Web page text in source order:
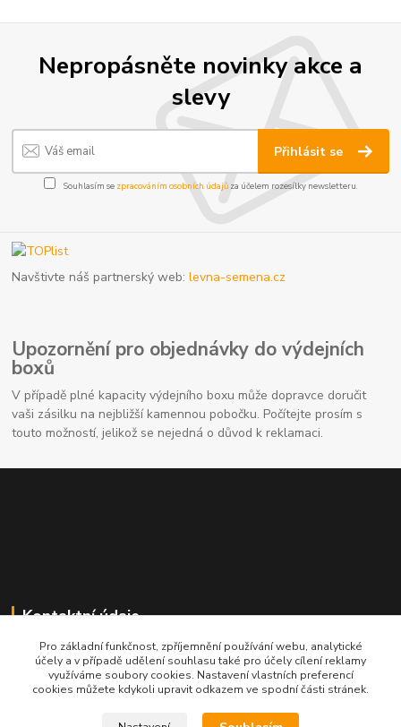
Nepropásněte novinky akce a
slevy
Přihlásit se
Souhlasím se zpracováním osobních údajůza účelem rozesílky newsletteru.
Navštivte náš partnerský web:levna-semena.cz
Upozornění pro objednávky do výdejních
boxů
V případě plné kapacity výdejního boxu může dopravce doručit
vaši zásilku na nejbližší kamennou pobočku. Počítejte prosím s
touto možností, jelikož se nejedná o důvod k reklamaci.
Kontaktní údaje
704691325
info@rostliny-prozdravi.cz
Pro základní funkčnost, zpříjemnění používání webu, analytické
účely a v případě udělení souhlasu také pro účely cílení reklamy
využíváme soubory cookies. Nastavení vlastních preferencí
cookies můžete kdykoli upravit odkazem ve spodní části stránek.